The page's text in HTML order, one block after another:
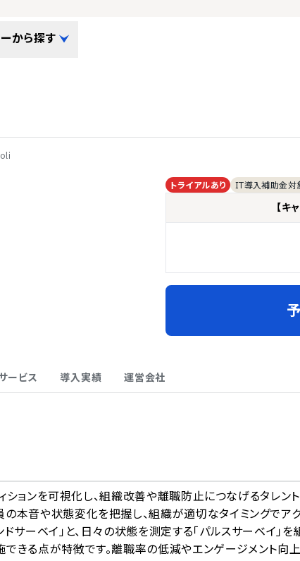
から探す
トライアルあり IT導入補助金対
【キ
ービス 導入実績 運営会社
ョンを可視化し、組織改善や離職防止につなげるタレン
本音や状態変化を把握し、組織が適切なタイミングでア
サーベイ」と、日々の状態を測定する「パルスサーベイ」
きる点が特徴です。離職率の低減やエンゲージメント向上